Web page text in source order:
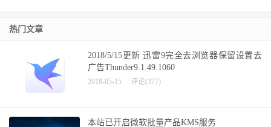
热门文章
2018/5/15更新 迅雷9完全去浏览器保留设置去
广告Thunder9.1.49.1060
2018-05-15 评论(377)
本站已开启微软批量产品KMS服务